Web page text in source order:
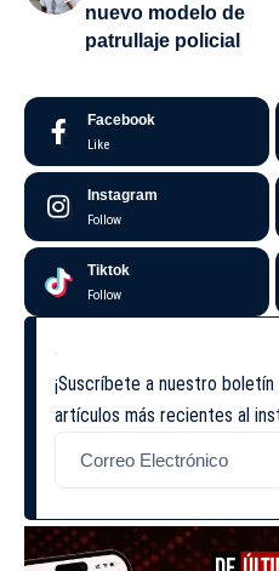
nuevo modelo de
patrullaje policial
Facebook
Like
Instagram
Follow
Tiktok
Follow
¡Suscríbete a nuestro
artículos más recientes al